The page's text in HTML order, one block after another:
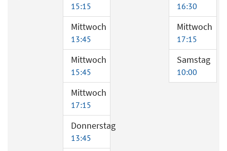
15:15
Mittwoch
13:45
Mittwoch
15:45
Mittwoch
17:15
Donnerstag
13:45
16:30
Mittwoch
17:15
Samstag
10:00